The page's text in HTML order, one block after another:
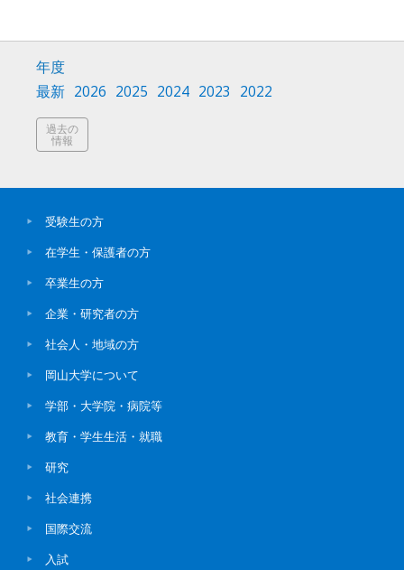
年度
最新 2026 2025 2024 2023 2022
過去の
情報
受験生の方
在学生・保護者の方
卒業生の方
企業・研究者の方
社会人・地域の方
岡山大学について
学部・大学院・病院等
教育・学生生活・就職
研究
社会連携
国際交流
入試